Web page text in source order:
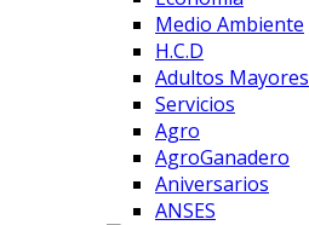
Medio Ambiente
H.C.D
Adultos Mayores
Servicios
Agro
AgroGanadero
Aniversarios
ANSES